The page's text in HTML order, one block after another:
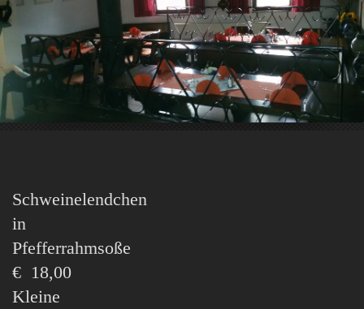
Schweinelendchen
in
Pfefferrahmsoße
€ 18,00
Kleine